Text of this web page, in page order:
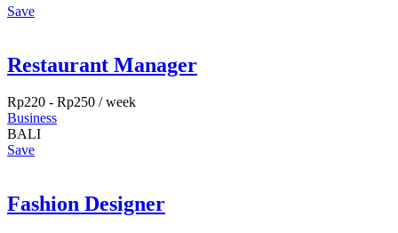
Save
Restaurant Manager
Rp220 - Rp250 / week
Business
BALI
Save
Fashion Designer